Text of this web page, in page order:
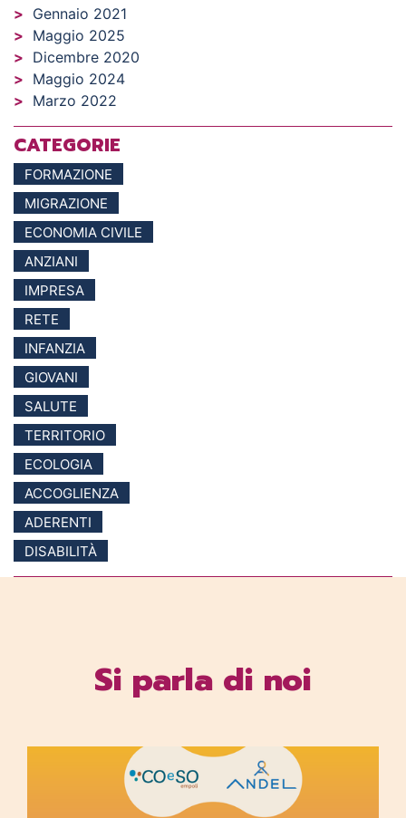
Gennaio 2021
Maggio 2025
Dicembre 2020
Maggio 2024
Marzo 2022
CATEGORIE
FORMAZIONE
MIGRAZIONE
ECONOMIA CIVILE
ANZIANI
IMPRESA
RETE
INFANZIA
GIOVANI
SALUTE
TERRITORIO
ECOLOGIA
ACCOGLIENZA
ADERENTI
DISABILITÀ
Si parla di noi